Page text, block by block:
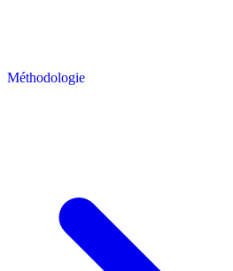
Méthodologie